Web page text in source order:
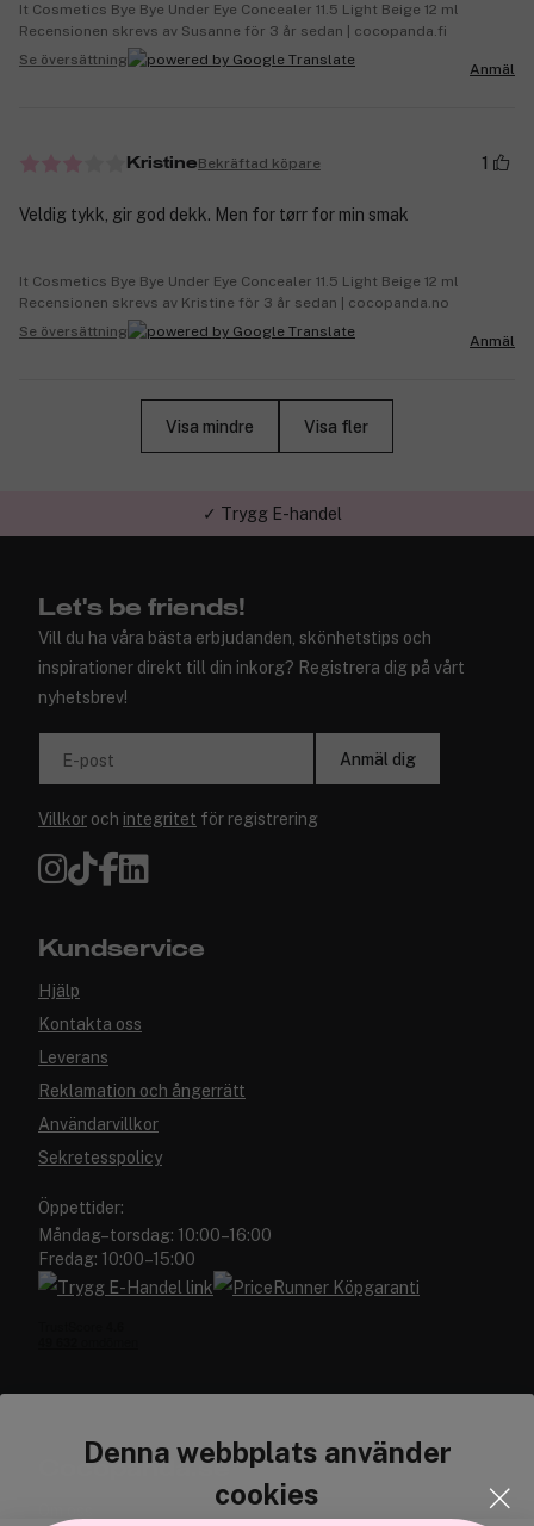
Denna webbplats använder
cookies
It Cosmetics Bye Bye Under Eye Concealer 11.5 Light Beige 12 ml
Recensionen skrevs av Susanne för 3 år sedan | cocopanda.fi
Se översättning
Anmäl
KristineBekräftad köpare 1
Veldig tykk, gir god dekk. Men for tørr for min smak
It Cosmetics Bye Bye Under Eye Concealer 11.5 Light Beige 12 ml
Recensionen skrevs av Kristine för 3 år sedan | cocopanda.no
Se översättning
Anmäl
Visa mindre Visa fler
✓ Trygg E-handel
Let's be friends!
Vill du ha våra bästa erbjudanden, skönhetstips och
inspirationer direkt till din inkorg? Registrera dig på vårt
nyhetsbrev!
E-post Anmäl dig
Villkor och integritet för registrering
Kundservice
Hjälp
Kontakta oss
Leverans
Reklamation och ångerrätt
Användarvillkor
Sekretesspolicy
Öppettider:
Måndag–torsdag: 10:00–16:00
Fredag: 10:00–15:00
Cocopanda.se